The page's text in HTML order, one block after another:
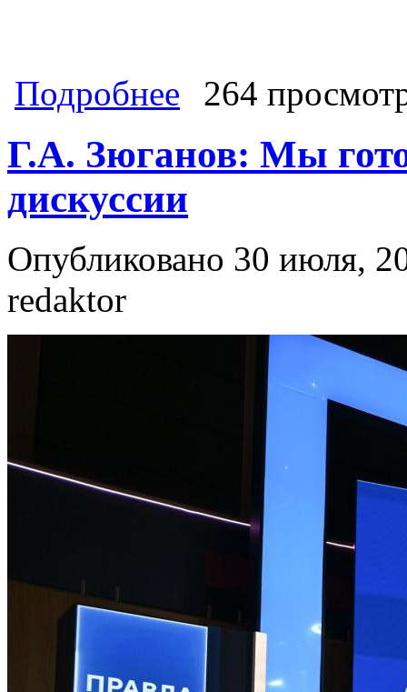
Подробнее о Геннадий Зюганов: Российско-
справедливого многополярного
264
Г.А. Зюганов: Мы
дискуссии
Опубликовано 30 июля,
redaktor